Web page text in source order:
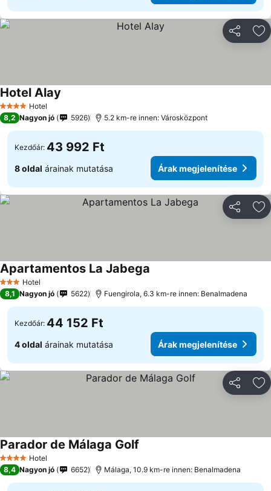
4 KategóriaHotel
Hotel Alay
8,2 Nagyon jó 5926 5.2 km-re innen: Városközpont
Kezdőár: 43 992 Ft
8 oldal árainak mutatása Árak megjelenítése
3 Kategória
Hotel
Apartamentos La Jabega
8,1 Nagyon jó 5622 Fuengirola, 6.3 km-re innen: Benalmadena
Kezdőár: 44 152 Ft
4 oldal árainak mutatása Árak megjelenítése
4 KategóriaHotel
Parador de Málaga Golf
8,4 Nagyon jó 6652 Málaga, 10.9 km-re innen: Benalmadena